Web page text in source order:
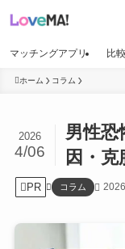
マッチングアプリ 比較
ホーム コラム
男性恐
因・
2026
4/06
PR コラム